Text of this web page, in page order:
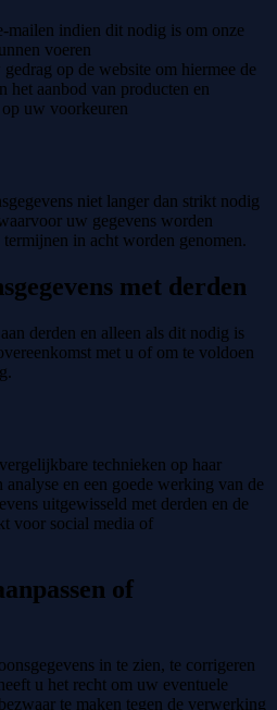
mailen indien dit nodig is om onze
voeren
op de website om hiermee de
het aanbod van producten en
op uw voorkeuren
niet langer dan strikt nodig
uw gegevens worden
in acht worden genomen.
met derden
derden en alleen als dit nodig is
met u of om te voldoen
technieken op haar
en een goede werking van de
uitgewisseld met derden en de
voor social media of
of
in te zien, te corrigeren
u het recht om uw eventuele
te maken tegen de verwerking